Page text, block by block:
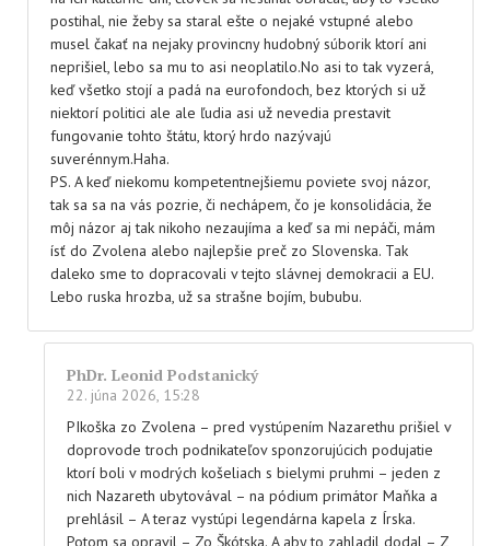
postihal, nie žeby sa staral ešte o nejaké vstupné alebo
musel čakať na nejaky provincny hudobný súborik ktorí ani
neprišiel, lebo sa mu to asi neoplatilo.No asi to tak vyzerá,
keď všetko stojí a padá na eurofondoch, bez ktorých si už
niektorí politici ale ale ľudia asi už nevedia prestavit
fungovanie tohto štátu, ktorý hrdo nazývajú
suverénnym.Haha.
PS. A keď niekomu kompetentnejšiemu poviete svoj názor,
tak sa sa na vás pozrie, či nechápem, čo je konsolidácia, že
môj názor aj tak nikoho nezaujíma a keď sa mi nepáči, mám
ísť do Zvolena alebo najlepšie preč zo Slovenska. Tak
daleko sme to dopracovali v tejto slávnej demokracii a EU.
Lebo ruska hrozba, už sa strašne bojím, bububu.
PhDr. Leonid Podstanický
22. júna 2026, 15:28
PIkoška zo Zvolena – pred vystúpením Nazarethu prišiel v
doprovode troch podnikateľov sponzorujúcich podujatie
ktorí boli v modrých košeliach s bielymi pruhmi – jeden z
nich Nazareth ubytovával – na pódium primátor Maňka a
prehlásil – A teraz vystúpi legendárna kapela z Írska.
Potom sa opravil – Zo Škótska. A aby to zahladil dodal – Z